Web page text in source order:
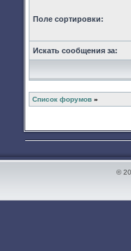
Поле сортировки:
Искать сообщения за:
Список форумов »
©